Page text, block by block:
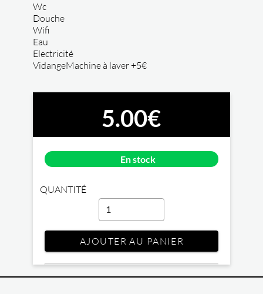
Wc
Douche
Wifi
Eau
Electricité
VidangeMachine à laver +5€
5.00€
En stock
QUANTITÉ
AJOUTER AU PANIER